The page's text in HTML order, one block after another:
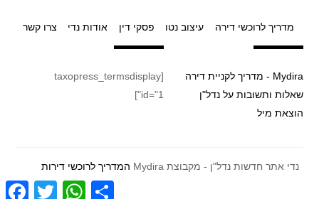
מדריך לרוכשי דירה עיצוב נטו פסקי דין אודות נדי צרו קשר
Mydira - מדריך לקניית דירה
שאלות ותשובות על נדל"ן
הוצאת מיל
[taxopress_termsdisplay
id="1"]
נדי אתר חדשות נדל"ן - מקבוצת Mydira המדריך לרוכשי דירות
F
T
W
S